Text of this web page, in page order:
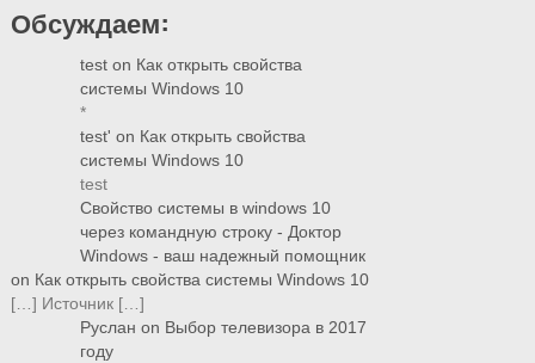
Обсуждаем:
test on Как открыть свойства
системы Windows 10
*
test' on Как открыть свойства
системы Windows 10
test
Свойство системы в windows 10
через командную строку - Доктор
Windows - ваш надежный помощник
on Как открыть свойства системы Windows 10
[…] Источник […]
Руслан on Выбор телевизора в 2017
году